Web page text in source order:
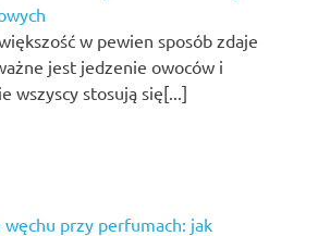
w pewien sposób zdaje
jest jedzenie owoców i
wszyscy stosują się[...]
węchu przy perfumach: jak